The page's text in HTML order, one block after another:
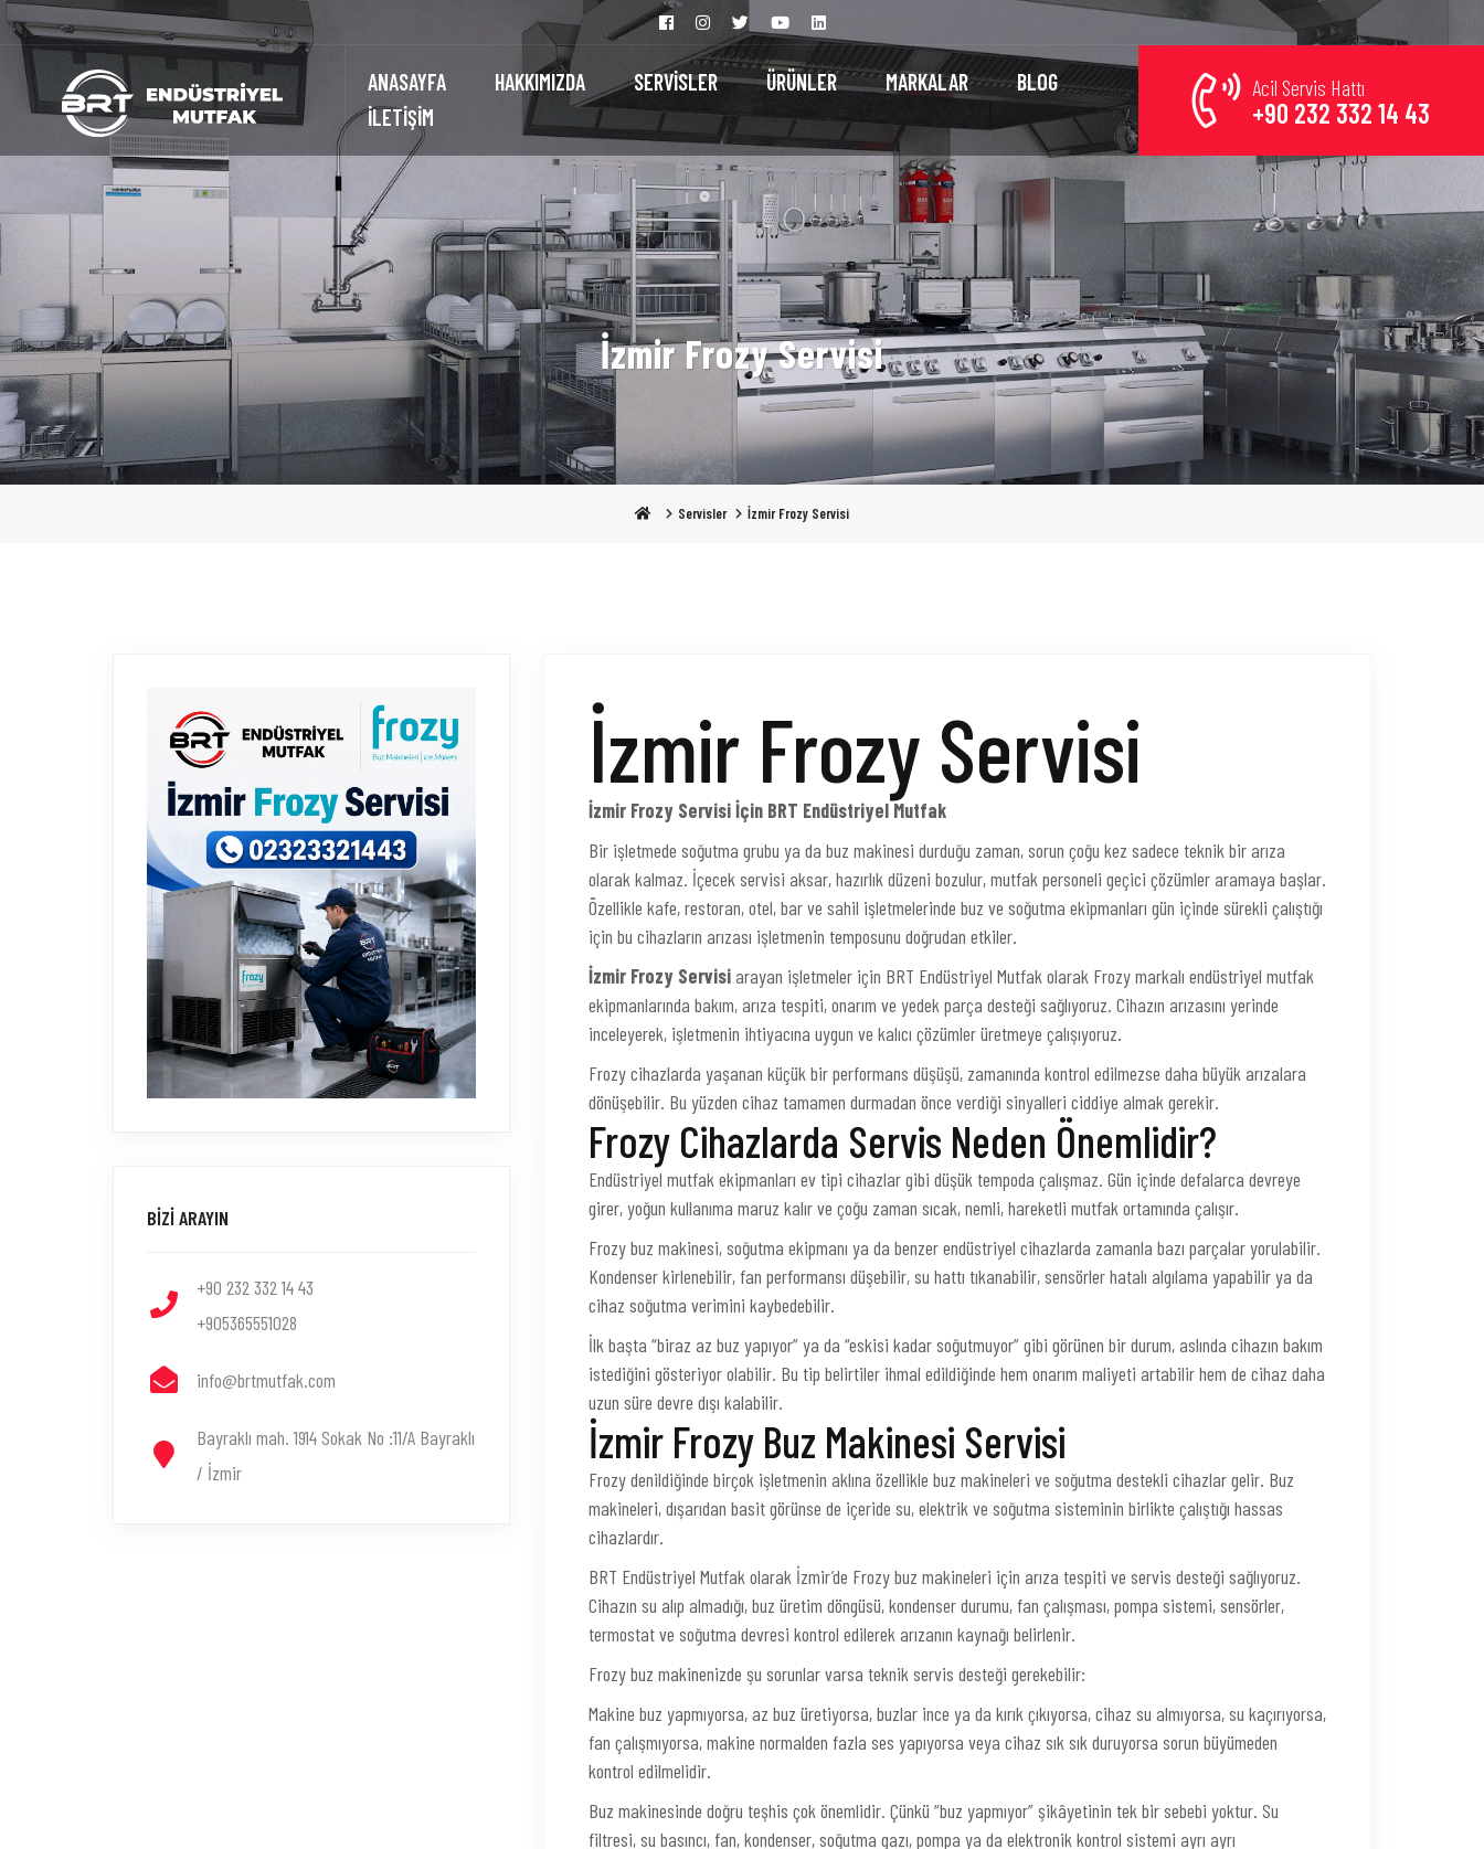
ANASAYFA HAKKIMIZDA SERVİSLER ÜRÜNLER MARKALAR
BLOG
İLETİŞİM
Acil Servis Hattı
+90 232 332 14 43
İzmir Frozy Servisi
Servisler İzmir Frozy Servisi
BİZİ ARAYIN
+90 232 332 14 43
+905365551028
info@brtmutfak.com
Bayraklı mah. 1914 Sokak No :11/A Bayraklı
/ İzmir
İzmir Frozy Servisi
İzmir Frozy Servisi İçin BRT Endüstriyel Mutfak
Bir işletmede soğutma grubu ya da buz makinesi durduğu zaman, sorun çoğu kez sadece teknik bir arıza
olarak kalmaz. İçecek servisi aksar, hazırlık düzeni bozulur, mutfak personeli geçici çözümler aramaya başlar.
Özellikle kafe, restoran, otel, bar ve sahil işletmelerinde buz ve soğutma ekipmanları gün içinde sürekli çalıştığı
için bu cihazların arızası işletmenin temposunu doğrudan etkiler.
İzmir Frozy Servisiarayan işletmeler için BRT Endüstriyel Mutfak olarak Frozy markalı endüstriyel mutfak
ekipmanlarında bakım, arıza tespiti, onarım ve yedek parça desteği sağlıyoruz. Cihazın arızasını yerinde
inceleyerek, işletmenin ihtiyacına uygun ve kalıcı çözümler üretmeye çalışıyoruz.
Frozy cihazlarda yaşanan küçük bir performans düşüşü, zamanında kontrol edilmezse daha büyük arızalara
dönüşebilir. Bu yüzden cihaz tamamen durmadan önce verdiği sinyalleri ciddiye almak gerekir.
Frozy Cihazlarda Servis Neden Önemlidir?
Endüstriyel mutfak ekipmanları ev tipi cihazlar gibi düşük tempoda çalışmaz. Gün içinde defalarca devreye
girer, yoğun kullanıma maruz kalır ve çoğu zaman sıcak, nemli, hareketli mutfak ortamında çalışır.
Frozy buz makinesi, soğutma ekipmanı ya da benzer endüstriyel cihazlarda zamanla bazı parçalar yorulabilir.
Kondenser kirlenebilir, fan performansı düşebilir, su hattı tıkanabilir, sensörler hatalı algılama yapabilir ya da
cihaz soğutma verimini kaybedebilir.
İlk başta “biraz az buz yapıyor” ya da “eskisi kadar soğutmuyor” gibi görünen bir durum, aslında cihazın bakım
istediğini gösteriyor olabilir. Bu tip belirtiler ihmal edildiğinde hem onarım maliyeti artabilir hem de cihaz daha
uzun süre devre dışı kalabilir.
İzmir Frozy Buz Makinesi Servisi
Frozy denildiğinde birçok işletmenin aklına özellikle buz makineleri ve soğutma destekli cihazlar gelir. Buz
makineleri, dışarıdan basit görünse de içeride su, elektrik ve soğutma sisteminin birlikte çalıştığı hassas
cihazlardır.
BRT Endüstriyel Mutfak olarak İzmir’de Frozy buz makineleri için arıza tespiti ve servis desteği sağlıyoruz.
Cihazın su alıp almadığı, buz üretim döngüsü, kondenser durumu, fan çalışması, pompa sistemi, sensörler,
termostat ve soğutma devresi kontrol edilerek arızanın kaynağı belirlenir.
Frozy buz makinenizde şu sorunlar varsa teknik servis desteği gerekebilir:
Makine buz yapmıyorsa, az buz üretiyorsa, buzlar ince ya da kırık çıkıyorsa, cihaz su almıyorsa, su kaçırıyorsa,
fan çalışmıyorsa, makine normalden fazla ses yapıyorsa veya cihaz sık sık duruyorsa sorun büyümeden
kontrol edilmelidir.
Buz makinesinde doğru teşhis çok önemlidir. Çünkü “buz yapmıyor” şikâyetinin tek bir sebebi yoktur. Su
filtresi, su basıncı, fan, kondenser, soğutma gazı, pompa ya da elektronik kontrol sistemi ayrı ayrı